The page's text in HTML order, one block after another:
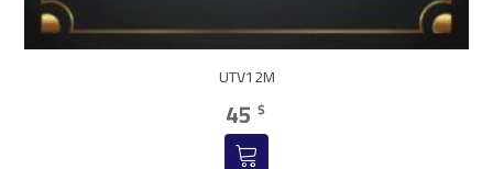
UTV12M
45 $